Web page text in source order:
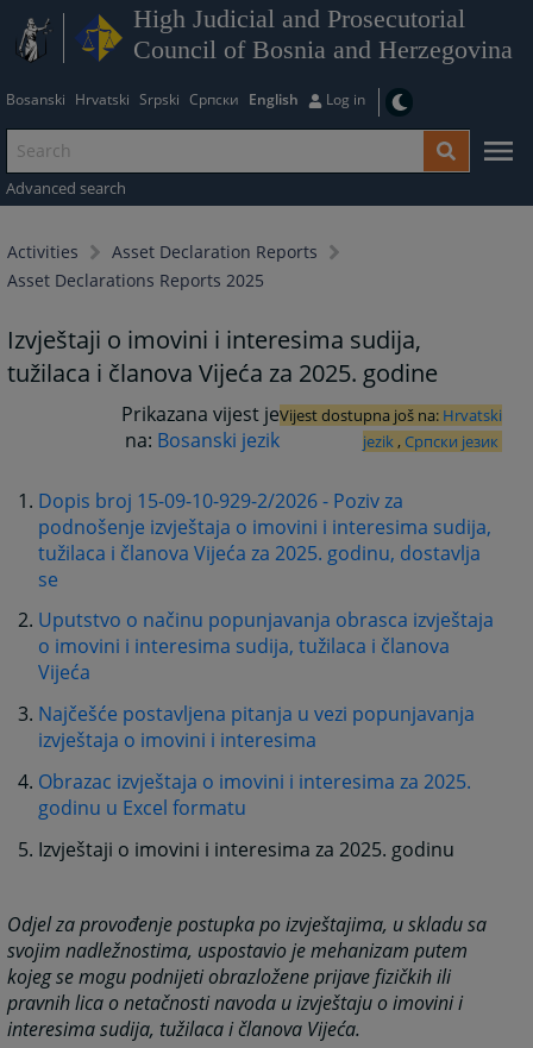
High Judicial and Prosecutorial
Council of Bosnia and Herzegovina
Bosanski Hrvatski Srpski Српски English Log in
Advanced search
Activities
Asset Declaration Reports
Asset Declarations Reports 2025
Izvještaji o imovini i interesima sudija,
tužilaca i članova Vijeća za 2025. godine
Prikazana vijest je
na: Bosanski jezik
Vijest dostupna još na: Hrvatski
jezik, Српски језик
Dopis broj 15-09-10-929-2/2026 - Poziv za
podnošenje izvještaja o imovini i interesima sudija,
tužilaca i članova Vijeća za 2025. godinu, dostavlja
se
Uputstvo o načinu popunjavanja obrasca izvještaja
o imovini i interesima sudija, tužilaca i članova
Vijeća
Najčešće postavljena pitanja u vezi popunjavanja
izvještaja o imovini i interesima
Obrazac izvještaja o imovini i interesima za 2025.
godinu u Excel formatu
Izvještaji o imovini i interesima za 2025. godinu
Odjel za provođenje postupka po izvještajima, u skladu sa
svojim nadležnostima, uspostavio je mehanizam putem
kojeg se mogu podnijeti obrazložene prijave fizičkih ili
pravnih lica o netačnosti navoda u izvještaju o imovini i
interesima sudija, tužilaca i članova Vijeća.